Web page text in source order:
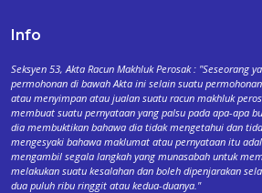
Info
Seksyen 53, Akta Racun Makhluk Perosak : "Seseorang
permohonan di bawah Akta ini selain suatu
atau menyimpan atau jualan suatu racun makhluk
membuat suatu pernyataan yang palsu pada apa-apa
dia membuktikan bahawa dia tidak mengetahui dan
mengesyaki bahawa maklumat atau pernyataan itu
mengambil segala langkah yang munasabah untuk
melakukan suatu kesalahan dan boleh dipenjarakan
dua puluh ribu ringgit atau kedua-duanya."